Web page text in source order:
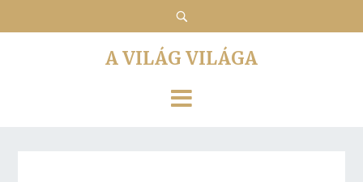
A VILÁG VILÁGA